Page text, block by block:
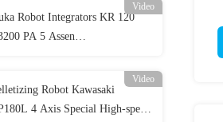
Video
Robot Integrators KR 120
PA 5 Assen
Video
Robot Kawasaki
4 Axis Special High-speed